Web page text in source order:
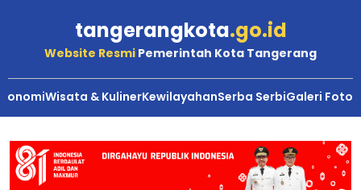
tangerangkota.go.id
Website Resmi Pemerintah Kota Tangerang
Wisata & KulinerKewilayahanSerba SerbiGaleri Foto